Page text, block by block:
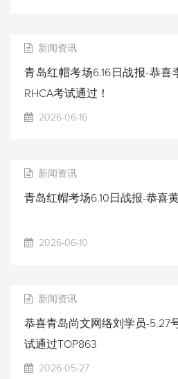
新闻资讯
青岛红帽考场6.16日战报-恭喜
RHCA考试通过！
2026-06-16
新闻资讯
青岛红帽考场6.10日战报-恭喜
2026-06-10
新闻资讯
恭喜青岛尚文网络刘学员-5.27
试通过TOP863
2026-05-27